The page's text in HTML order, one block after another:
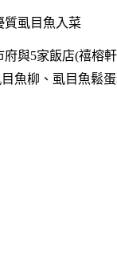
府與5家飯店(禧榕
魚柳、虱目魚鬆